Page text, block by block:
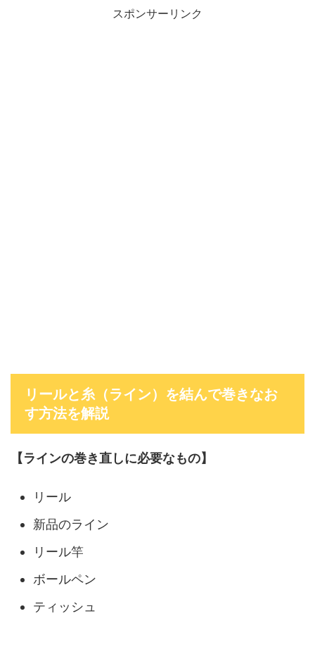
スポンサーリンク
リールと糸（ライン）を結んで巻きなお
す方法を解説
【ラインの巻き直しに必要なもの】
リール
新品のライン
リール竿
ボールペン
ティッシュ